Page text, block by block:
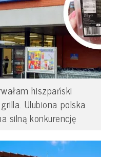
hiszpański
Ulubiona polska
silną konkurencję